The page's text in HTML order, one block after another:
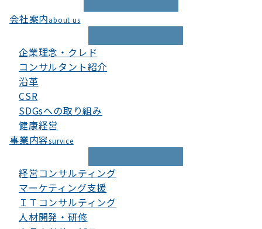
会社案内about us
企業理念・クレド
コンサルタント紹介
沿革
CSR
SDGsへの取り組み
健康経営
事業内容survice
経営コンサルティング
マーケティング支援
ＩＴコンサルティング
人材開発・研修